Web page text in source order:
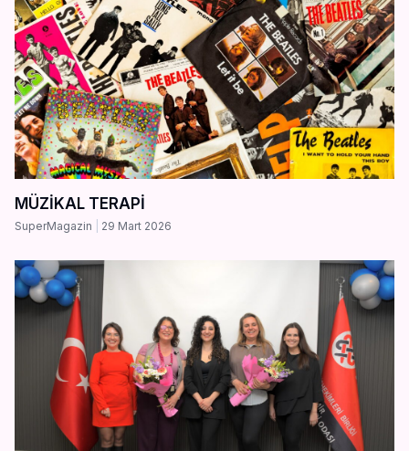
MÜZİKAL TERAPİ
SuperMagazin 29 Mart 2026